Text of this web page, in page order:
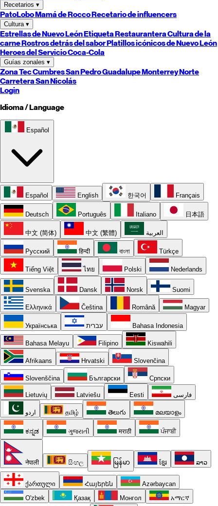
Recetarios ▾
PatoLoboMamá de RoccoRecetario de influencers
Cultura ▾
Estrellas deNuevo LeónEtiqueta RestauranteraCultura de la
carneRostros detrás del saborPlatillos icónicos deNuevo León
Heroes del Servicio Coca-Cola
Guías zonales ▾
Zona TecCumbresSan PedroGuadalupeMonterreyNorte
CarreteraSan Nicolás
Login
Idioma / Language
Español
Español English 한국어 Français
Deutsch Português Italiano 日本語
中文 (简体) 中文 (繁體) العربية
Русский हिन्दी বাংলা Türkçe
Tiếng Việt ไทย Polski Nederlands
Svenska Dansk Norsk Suomi
Ελληνικά Čeština Română Magyar
Українська עברית Bahasa Indonesia
Bahasa Melayu Filipino Kiswahili
Afrikaans Hrvatski Slovenčina
Slovenščina Български Српски
Lietuvių Latviešu Eesti فارسی
اردو தமிழ் తెలుగు മലയാളം
ಕನ್ನಡ ગુજરાતી मराठी ਪੰਜਾਬੀ
नेपाली සිංහල မြန်မာ ខ្មែរ ລາວ
ქართული Հայերեն
Azərbaycan
O'zbek
Қазақ Монгол አማርኛ